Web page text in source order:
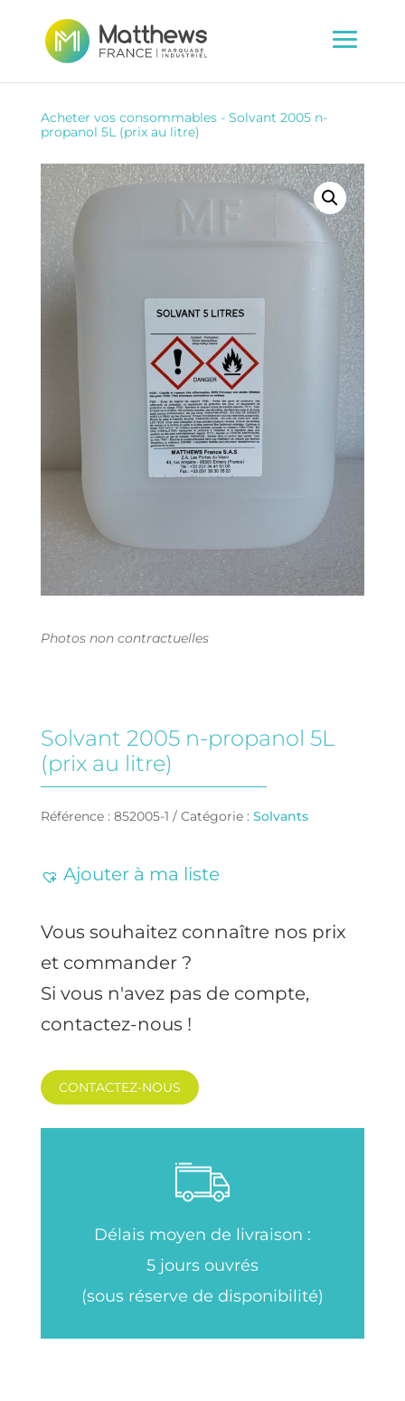
Acheter vos consommables- Solvant 2005 n-
propanol 5L (prix au litre)
Photos non contractuelles
Solvant 2005 n-propanol 5L
(prix au litre)
Référence : 852005-1 Catégorie : Solvants
Ajouter à ma liste
Vous souhaitez connaître nos prix
et commander ?
Si vous n'avez pas de compte,
contactez-nous !
CONTACTEZ-NOUS
Délais moyen de livraison :
5 jours ouvrés
(sous réserve de disponibilité)